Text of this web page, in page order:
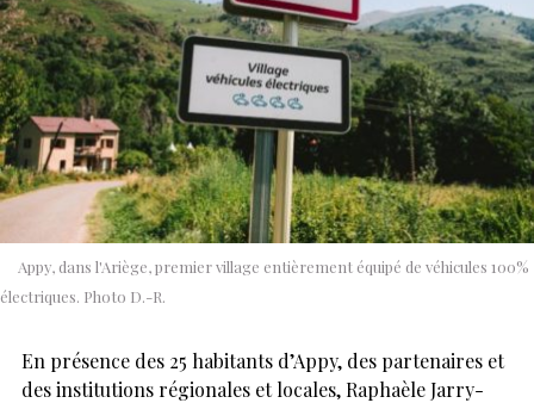
Appy, dans l'Ariège, premier village entièrement équipé de véhicules 100%
électriques. Photo D.-R.
En présence des 25 habitants d’Appy, des partenaires et
des institutions régionales et locales, Raphaèle Jarry-